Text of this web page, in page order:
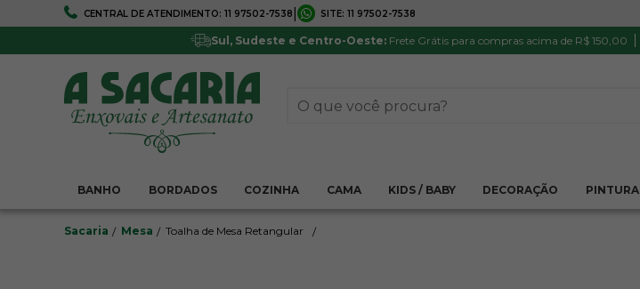
CENTRAL DE ATENDIMENTO: 11 97502-7538 SITE: 11 97502-7538
Sul, Sudeste e Centro-Oeste:Frete Grátis para compras acima de R$ 150,00
BANHO BORDADOS COZINHA CAMA KIDS / BABY DECORAÇÃO PINTURA
FRETE GRÁTIS 5% DE DESCONTO
Pagamentos via boleto ou PIX Parcela mínima R$ 20,00
Sacaria Mesa Toalha de Mesa Retangular